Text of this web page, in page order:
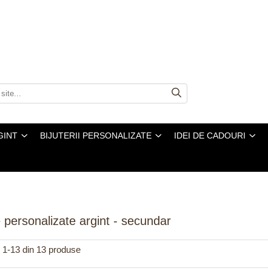
BIJUTERII PERSONALIZATE IDEI DE CADOURI
personalizate argint - secundar
1-13 din 13 produse